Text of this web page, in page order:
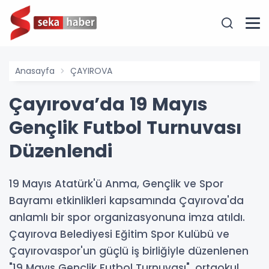
Anasayfa ÇAYIROVA
Çayırova’da 19 Mayıs
Gençlik Futbol Turnuvası
Düzenlendi
19 Mayıs Atatürk'ü Anma, Gençlik ve Spor
Bayramı etkinlikleri kapsamında Çayırova'da
anlamlı bir spor organizasyonuna imza atıldı.
Çayırova Belediyesi Eğitim Spor Kulübü ve
Çayırovaspor'un güçlü iş birliğiyle düzenlenen